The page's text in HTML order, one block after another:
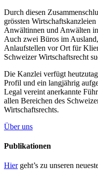
Durch diesen
grössten
Anwältinnen und Anwälten
Auch zwei Büros im
Anlaufstellen vor Ort für
Schweizer Wirtschaftsrecht
Die Kanzlei verfügt
Profil und ein langjährig
Legal vereint anerkannte
allen Bereichen des
Wirtschaftsrechts.
Über uns
Publikationen
Hiergeht’s zu unseren